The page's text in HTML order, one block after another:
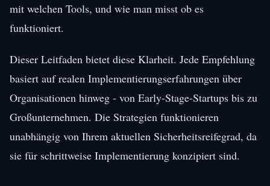
mit welchen Tools, und wie man misst ob es
funktioniert.
Dieser Leitfaden bietet diese Klarheit. Jede Empfehlung
basiert auf realen Implementierungserfahrungen über
Organisationen hinweg - von Early-Stage-Startups bis zu
Großunternehmen. Die Strategien funktionieren
unabhängig von Ihrem aktuellen Sicherheitsreifegrad, da
sie für schrittweise Implementierung konzipiert sind.